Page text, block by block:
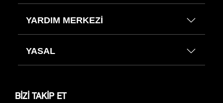
YARDIM MERKEZİ
YASAL
BİZİ TAKİP ET